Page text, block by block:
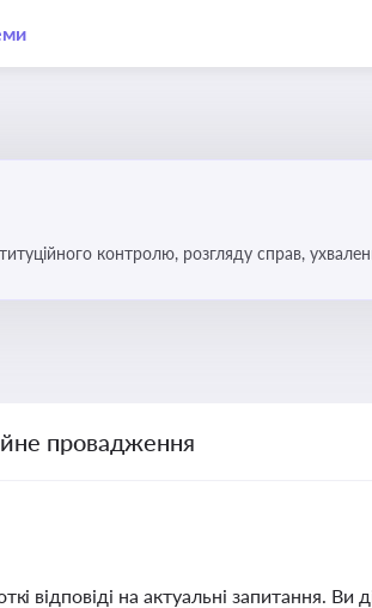
контролю, розгляду справ,
провадження
відповіді на актуальні запитання. Ви